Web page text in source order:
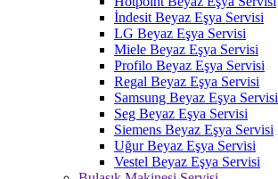
İndesit Beyaz Eşya Servisi
LG Beyaz Eşya Servisi
Miele Beyaz Eşya Servisi
Profilo Beyaz Eşya Servisi
Regal Beyaz Eşya Servisi
Samsung Beyaz Eşya Servisi
Seg Beyaz Eşya Servisi
Siemens Beyaz Eşya Servisi
Uğur Beyaz Eşya Servisi
Vestel Beyaz Eşya Servisi